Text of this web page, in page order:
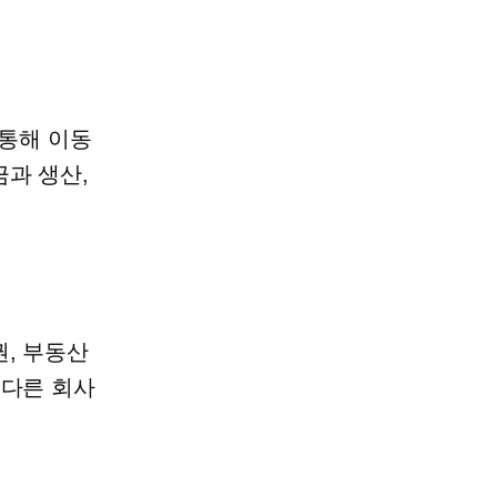
해 이동
과 생산,
, 부동산
른 회사